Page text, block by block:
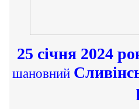
25 січня 2024
шановний